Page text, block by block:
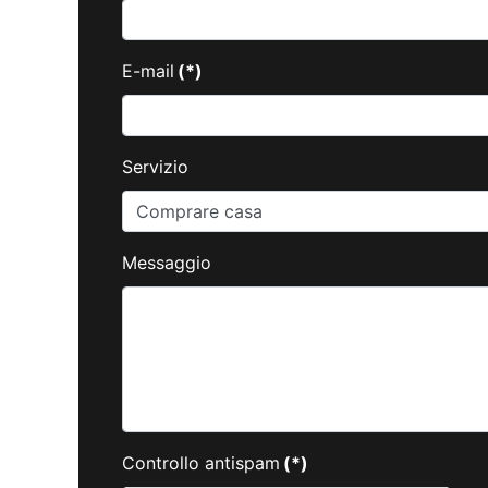
E-mail (*)
Servizio
Messaggio
Controllo antispam (*)